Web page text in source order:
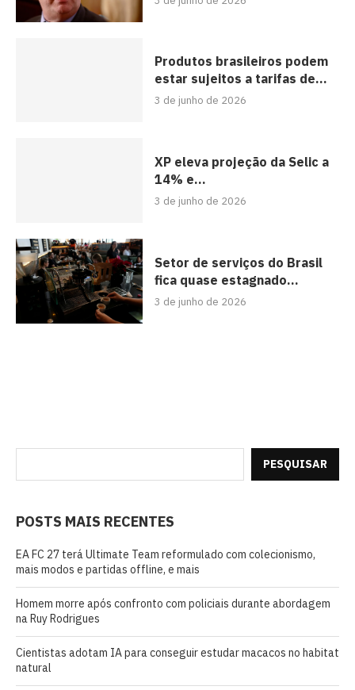
Produtos brasileiros podem
estar sujeitos a tarifas de...
3 de junho de 2026
XP eleva projeção da Selic a
14% e...
3 de junho de 2026
Setor de serviços do Brasil
fica quase estagnado...
3 de junho de 2026
PESQUISAR
POSTS MAIS RECENTES
EA FC 27 terá Ultimate Team reformulado com colecionismo,
mais modos e partidas offline, e mais
Homem morre após confronto com policiais durante abordagem
na Ruy Rodrigues
Cientistas adotam IA para conseguir estudar macacos no habitat
natural